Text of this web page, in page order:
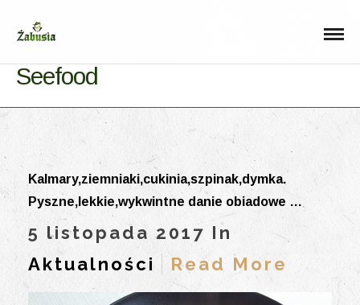
Seefood
Kalmary,ziemniaki,cukinia,szpinak,dymka.
Pyszne,lekkie,wykwintne danie obiadowe …
5 listopada 2017 In
Aktualności
Read More